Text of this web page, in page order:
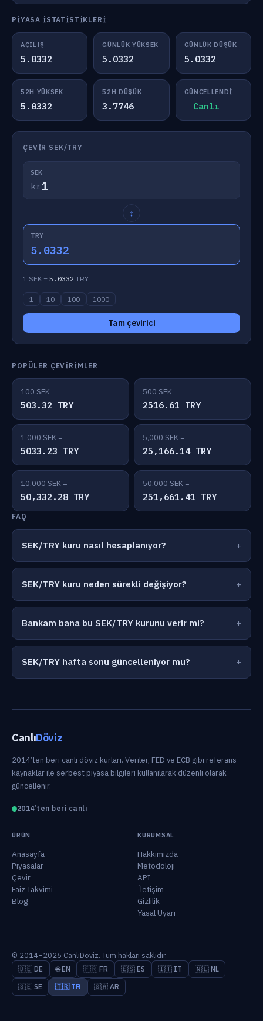
PIYASA İSTATISTIKLERI
AÇILIŞ
5.0332
GÜNLÜK YÜKSEK
5.0332
GÜNLÜK DÜŞÜK
5.0332
52H YÜKSEK
5.0332
52H DÜŞÜK
3.7746
GÜNCELLENDI
Canlı
ÇEVIR SEK/TRY
SEK
kr
↕
TRY
5.0332
1 SEK = 5.0332 TRY
1 10 100 1000
Tam çevirici
POPÜLER ÇEVIRIMLER
100 SEK =
503.32 TRY
500 SEK =
2516.61 TRY
1,000 SEK =
5033.23 TRY
5,000 SEK =
25,166.14 TRY
10,000 SEK =
50,332.28 TRY
50,000 SEK =
251,661.41 TRY
FAQ
SEK/TRY kuru nasıl hesaplanıyor?
SEK/TRY kuru neden sürekli değişiyor?
Bankam bana bu SEK/TRY kurunu verir mi?
SEK/TRY hafta sonu güncelleniyor mu?
CanlıDöviz
2014’ten beri canlı döviz kurları. Veriler, FED ve ECB gibi referans
kaynaklar ile serbest piyasa bilgileri kullanılarak düzenli olarak
güncellenir.
2014’ten beri canlı
ÜRÜN
Anasayfa
Piyasalar
Çevir
Faiz Takvimi
Blog
KURUMSAL
Hakkımızda
Metodoloji
API
İletişim
Gizlilik
Yasal Uyarı
© 2014–2026 CanlıDöviz. Tüm hakları saklıdır.
🇩🇪 DE 🌐 EN 🇫🇷 FR 🇪🇸 ES 🇮🇹 IT
🇳🇱 NL
🇸🇪 SE
🇹🇷 TR 🇸🇦 AR